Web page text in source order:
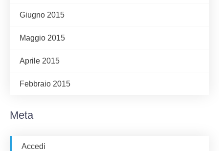
Giugno 2015
Maggio 2015
Aprile 2015
Febbraio 2015
Meta
Accedi